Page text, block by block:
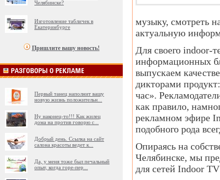
Челябинске?
Изготовление табличек в
Екатеринбурге
Пришлите вашу новость!
Первый танец наполнит вашу
новую жизнь положительн
Ну наконец-то!!! Как жилец
дома на против говорю с
Добрый день. Ссылка на сайт
салона красоты ведет к
Да, у меня тоже был печальный
опыт, когда горе-пер
музыку, смотреть
актуальную
Для своего indoor-
информационных
выпускаем
дикторами
час».
как правило,
рекламном эфире
подобного рода
Опираясь на
Челябинске, мы
для сетей Indoor